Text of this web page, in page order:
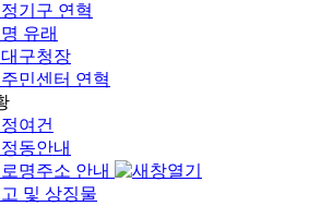
기구 연혁
유래
구청장
민센터 연혁
여건
동안내
명주소 안내
및 상징물